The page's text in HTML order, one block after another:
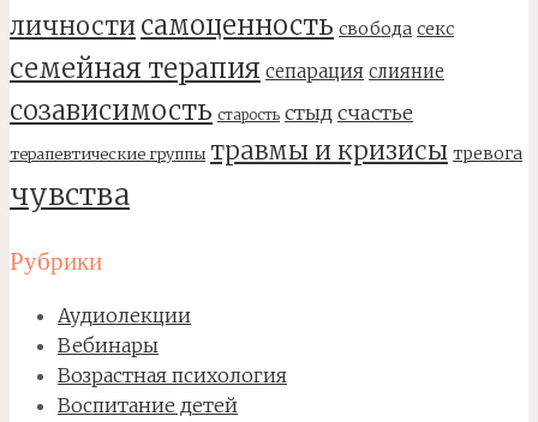
личности самоценность свобода секс
семейная терапия сепарация слияние
созависимость старость стыд счастье
терапевтические группы травмы и кризисы тревога
чувства
Рубрики
Аудиолекции
Вебинары
Возрастная психология
Воспитание детей